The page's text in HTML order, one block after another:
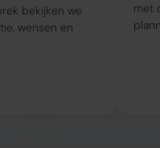
bekijken we
wensen en
met